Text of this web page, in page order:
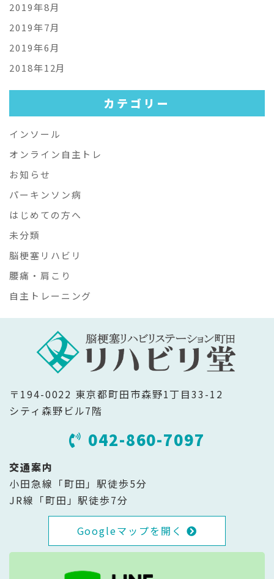
2019年8月
2019年7月
2019年6月
2018年12月
カテゴリー
インソール
オンライン自主トレ
お知らせ
パーキンソン病
はじめての方へ
未分類
脳梗塞リハビリ
腰痛・肩こり
自主トレーニング
〒194-0022 東京都町田市森野1丁目33-12
シティ森野ビル7階
042-860-7097
交通案内
小田急線「町田」駅徒歩5分
JR線「町田」駅徒歩7分
Googleマップを開く